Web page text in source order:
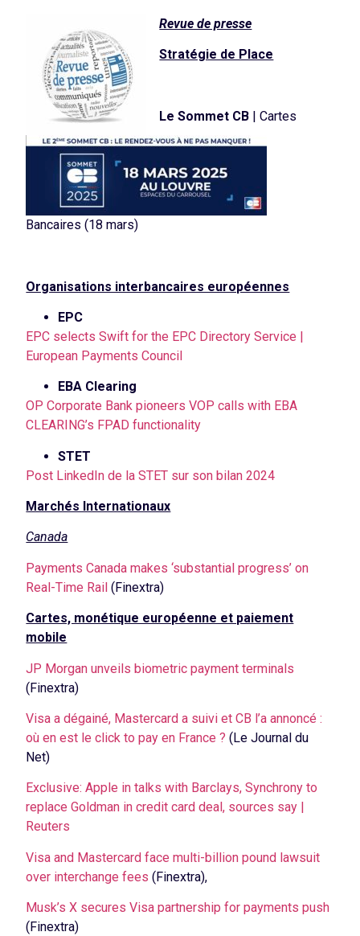
Revue de presse
Stratégie de Place
Le Sommet CB | Cartes
Bancaires (18 mars)
Organisations interbancaires européennes
EPC
EPC selects Swift for the EPC Directory Service |
European Payments Council
EBA Clearing
OP Corporate Bank pioneers VOP calls with EBA
CLEARING’s FPAD functionality
STET
Post LinkedIn de la STET sur son bilan 2024
Marchés Internationaux
Canada
Payments Canada makes ‘substantial progress’ on
Real-Time Rail (Finextra)
Cartes, monétique européenne et paiement
mobile
JP Morgan unveils biometric payment terminals
(Finextra)
Visa a dégainé, Mastercard a suivi et CB l’a annoncé :
où en est le click to pay en France ? (Le Journal du
Net)
Exclusive: Apple in talks with Barclays, Synchrony to
replace Goldman in credit card deal, sources say |
Reuters
Visa and Mastercard face multi-billion pound lawsuit
over interchange fees (Finextra),
Musk’s X secures Visa partnership for payments push
(Finextra)